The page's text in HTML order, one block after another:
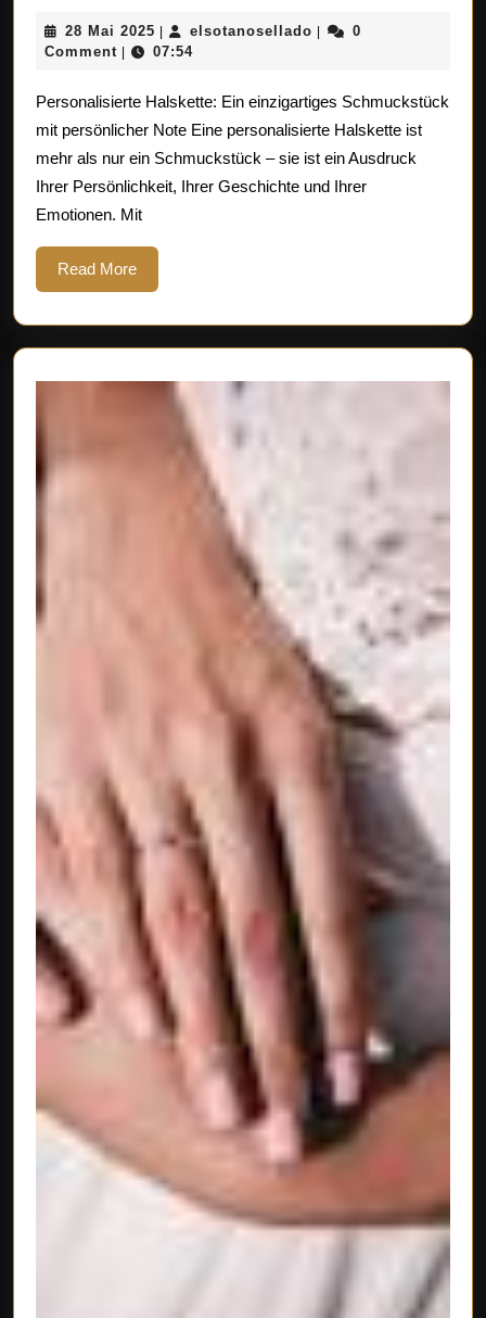
Halskette:
individuelles
Schmuckstück
28 Mai 2025 28
Mai
elsotanosellado elsotanosellado
0
Comment
07:54
Personalisierte Halskette: Ein einzigartiges Schmuckstück
mit persönlicher Note Eine personalisierte Halskette ist
mehr als nur ein Schmuckstück – sie ist ein Ausdruck
Ihrer Persönlichkeit, Ihrer Geschichte und Ihrer
Emotionen. Mit
Read MoreRead
More